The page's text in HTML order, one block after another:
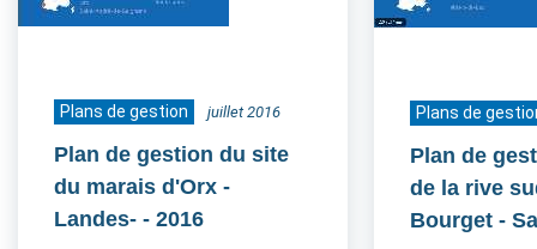
Plans de gestion juillet 2016
Plan de gestion du site
du marais d'Orx -
Landes- - 2016
Plans de
Plan de
de la rive
Bourget -